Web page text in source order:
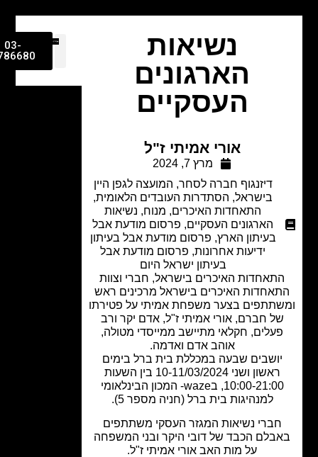
נשיאות
הארגונים
העסקיים
אורי אמיתי ז"ל
מרץ 7, 2024
דיזנגוף חברה לסחר, המועצה לגפן היין
,הסתדרות העובדים הלאומית,
התאחדות האיכרים,מנוח,נשיאות
הארגונים העסקיים,פרסום מודעת אבל
בעיתון הארץ,פרסום מודעת אבל בעיתון
ידיעות אחרונות,פרסום מודעת אבל
בעיתון ישראל היום
האיכרים בישראל, חברי וצוות
האיכרים בישראל מרכינים ראש
בצער משפחת אמיתי על פטירתו
חברם, אורי אמיתי ז"ל, אדם יקר ורב
חקלאי מתיישב ממייסדי מטולה,
אוהב אדם ואדמה.
שבעה במכללת בית ברל בימים
ראשון ושני 10-11/03/2024 בין השעות
10:00-21:00, בwaze- המכון הבינלאומי
למנהיגות בית ברל (חניה מספר 5).
חברי נשיאות המגזר העסקי משתתפים
הכבד של דובי היקר ובני המשפחה
על מות האב אורי אמיתי ז"ל.
03-
9786680